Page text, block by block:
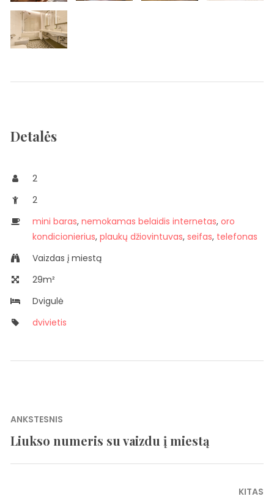
Detalės
2
2
mini baras, nemokamas belaidis internetas, oro
kondicionierius, plaukų džiovintuvas, seifas, telefonas
Vaizdas į miestą
29m²
Dvigulė
dvivietis
Navigacija
tarp
ANKSTESNIS
Previous
Liukso numeris su vaizdu į miestą
KITAS